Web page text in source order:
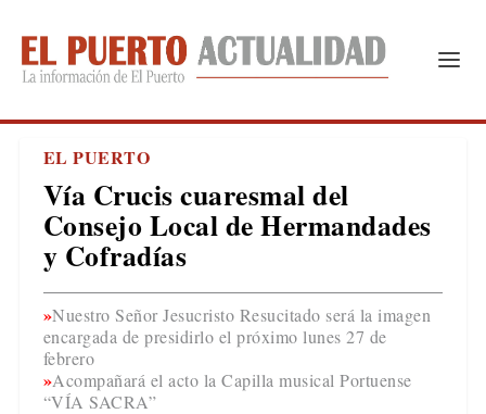
EL PUERTO
Vía Crucis cuaresmal del
Consejo Local de Hermandades
y Cofradías
Nuestro Señor Jesucristo Resucitado será la imagen
encargada de presidirlo el próximo lunes 27 de
febrero
Acompañará el acto la Capilla musical Portuense
“VÍA SACRA”